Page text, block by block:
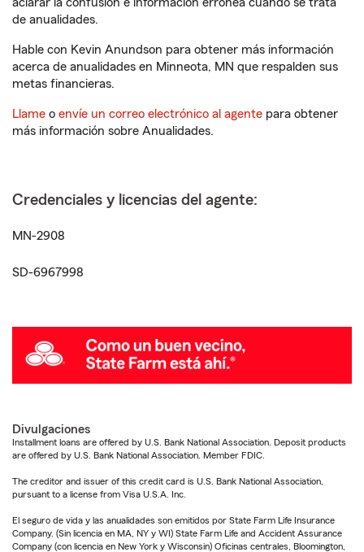
de anualidades.
Hable con Kevin Anundson para obtener más información
acerca de anualidades en Minneota, MN que respalden sus
metas financieras.
Llame o envíe un correo electrónico al agente para obtener
más información sobre Anualidades.
Credenciales y licencias del agente:
MN-2908
SD-6967998
Divulgaciones
Installment loans are offered by U.S. Bank National Association. Deposit products
are offered by U.S. Bank National Association. Member FDIC.
The creditor and issuer of this credit card is U.S. Bank National Association,
pursuant to a license from Visa U.S.A. Inc.
El seguro de vida y las anualidades son emitidos por State Farm Life Insurance
Company. (Sin licencia en MA, NY y WI) State Farm Life and Accident Assurance
Company (con licencia en New York y Wisconsin) Oficinas centrales, Bloomington,